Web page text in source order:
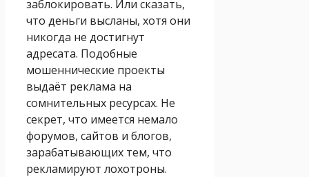
заблокировать. Или сказать,
что деньги высланы, хотя они
никогда не достигнут
адресата. Подобные
мошеннические проекты
выдаёт реклама на
сомнительных ресурсах. Не
секрет, что имеется немало
форумов, сайтов и блогов,
зарабатывающих тем, что
рекламируют лохотроны.